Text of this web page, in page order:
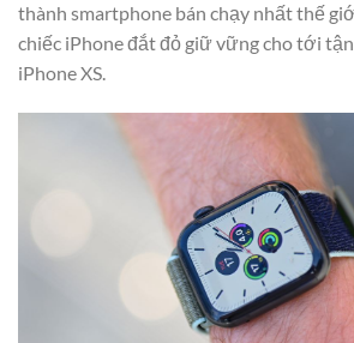
thành smartphone bán chạy nhất thế
chiếc iPhone đắt đỏ giữ vững cho tới
iPhone XS.